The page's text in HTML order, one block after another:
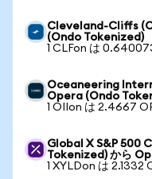
Cleveland-Cliffs
(Ondo Tokenized)
1 CLFon は
Oceaneering
Opera (Ondo
1 OIIon は 2.4667
Global X S&P 500
Tokenized) から
1 XYLDon は 2.1332